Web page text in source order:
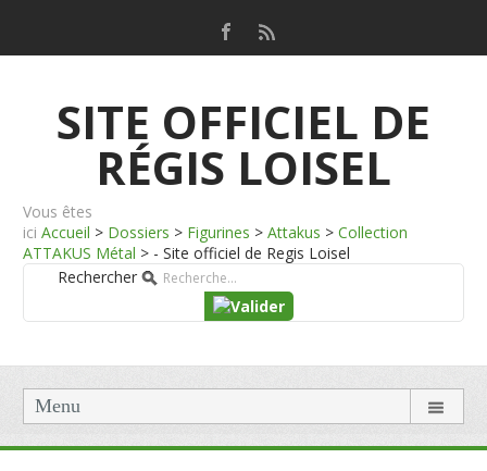
SITE OFFICIEL DE
RÉGIS LOISEL
Vous êtes
ici Accueil > Dossiers > Figurines > Attakus > Collection
ATTAKUS Métal > - Site officiel de Regis Loisel
Rechercher
Menu